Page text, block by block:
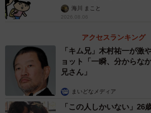
@sally0819 #双子 #双子の日常
コミカルな曲 - MATSU
動画を撮影していたママ（ ＠
した。双子ちゃんは、現在生後9カ月に
ーー双子ちゃん同士で、相方に驚く姿
海川 まこと
2026.08.06
アクセスランキング
「キム兄」木村祐一が激
ョット「一瞬、分からな
兄さん」
まいどなメディア
「この人しかいない」26